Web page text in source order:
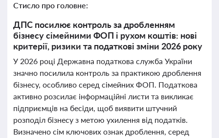
Стисло про головне:
ДПС посилює контроль за дробленням
бізнесу сімейними ФОП і рухом коштів: нові
критерії, ризики та податкові зміни 2026 року
У 2026 році Державна податкова служба України
значно посилила контроль за практикою дроблення
бізнесу, особливо серед сімейних ФОП. Податкова
активно розсилає інформаційні листи та викликає
підприємців на бесіди, щоб виявити штучний
розподіл бізнесу з метою ухилення від податків.
Визначено сім ключових ознак дроблення, серед